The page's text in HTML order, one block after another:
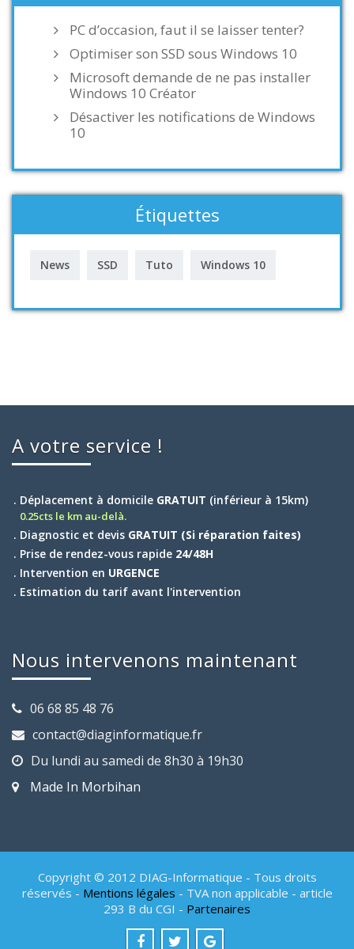
PC d’occasion, faut il se laisser tenter?
Optimiser son SSD sous Windows 10
Microsoft demande de ne pas installer
Windows 10 Créator
Désactiver les notifications de Windows
10
Étiquettes
News SSD Tuto Windows 10
A votre service !
. Déplacement à domicile GRATUIT (inférieur à 15km)
0.25cts le km au-delà.
. Diagnostic et devis GRATUIT (Si réparation faites)
. Prise de rendez-vous rapide 24/48H
. Intervention en URGENCE
. Estimation du tarif avant l'intervention
Nous intervenons maintenant
06 68 85 48 76
contact@diaginformatique.fr
Du lundi au samedi de 8h30 à 19h30
Made In Morbihan
Copyright © 2012 DIAG-Informatique - Tous droits
réservés - Mentions légales - TVA non applicable - article
293 B du CGI - Partenaires